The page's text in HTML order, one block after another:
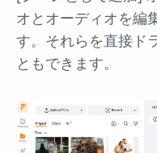
オとオーディオを編
す。それらを直接ド
ともできます。